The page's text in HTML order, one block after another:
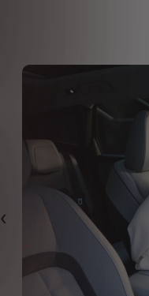
Eelmine